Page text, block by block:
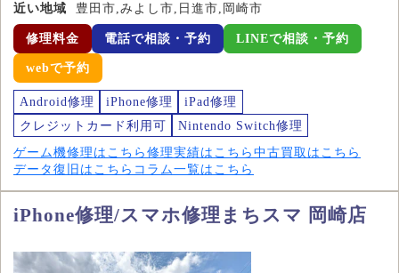
近い地域
豊田市,みよし市,日進市,岡崎市
修理料金 電話で相談・予約 LINEで相談・予約
webで予約
Android修理 iPhone修理
iPad修理
クレジットカード利用可
Nintendo Switch修理
ゲーム機修理はこちら 修理実績はこちら 中古買取はこちら
データ復旧はこちら コラム一覧はこちら
iPhone修理/スマホ修理まちスマ 岡崎店